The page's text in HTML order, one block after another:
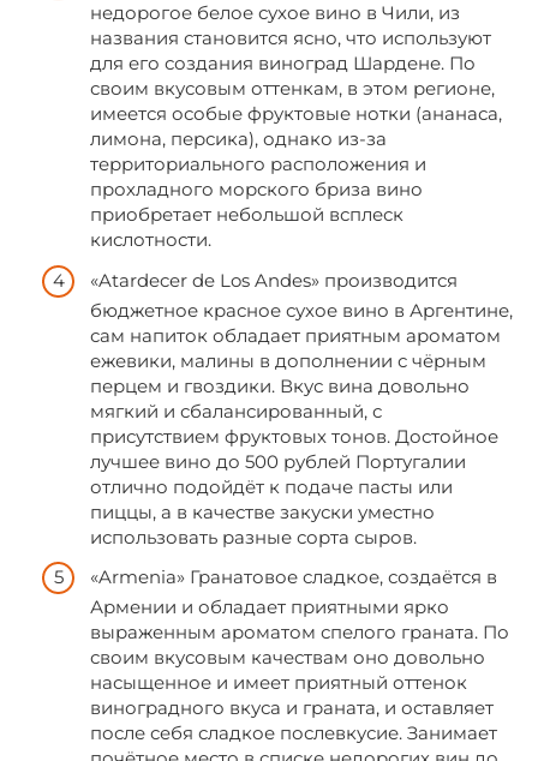
недорогое белое сухое вино в Чили, из
названия становится ясно, что используют
для его создания виноград Шардене. По
своим вкусовым оттенкам, в этом регионе,
имеется особые фруктовые нотки (ананаса,
лимона, персика), однако из-за
территориального расположения и
прохладного морского бриза вино
приобретает небольшой всплеск
кислотности.
«Atardecer de Los Andes» производится
бюджетное красное сухое вино в Аргентине,
сам напиток обладает приятным ароматом
ежевики, малины в дополнении с чёрным
перцем и гвоздики. Вкус вина довольно
мягкий и сбалансированный, с
присутствием фруктовых тонов. Достойное
лучшее вино до 500 рублей Португалии
отлично подойдёт к подаче пасты или
пиццы, а в качестве закуски уместно
использовать разные сорта сыров.
«Armenia» Гранатовое сладкое, создаётся в
Армении и обладает приятными ярко
выраженным ароматом спелого граната. По
своим вкусовым качествам оно довольно
насыщенное и имеет приятный оттенок
виноградного вкуса и граната, и оставляет
после себя сладкое послевкусие. Занимает